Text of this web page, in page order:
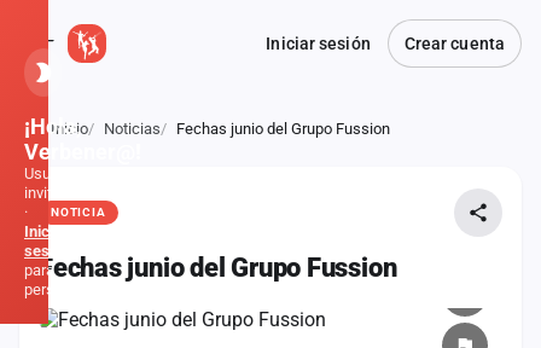
Iniciar sesión Crear cuenta
Atrás
Inicio Noticias Fechas junio del Grupo Fussion
NOTICIA
Fechas junio del Grupo Fussion
¡Hola,
Verbener@!
Usuario
invitado
·
Inicia
sesión
para
personalizar